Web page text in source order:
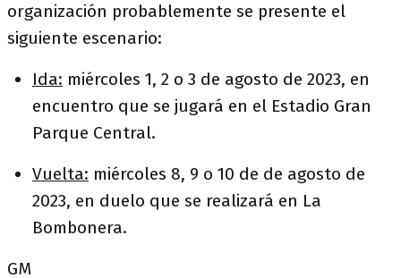
organización probablemente se presente el
siguiente escenario:
Ida: miércoles 1, 2 o 3 de agosto de 2023, en
encuentro que se jugará en el Estadio Gran
Parque Central.
Vuelta: miércoles 8, 9 o 10 de de agosto de
2023, en duelo que se realizará en La
Bombonera.
GM